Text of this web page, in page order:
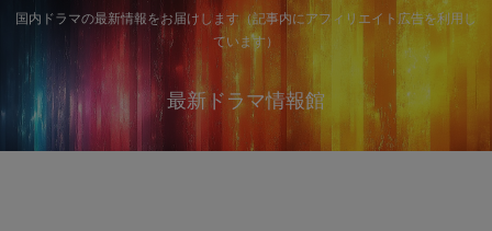
国内ドラマの最新情報をお届けします（記事内にアフィリエイト広告を利用し
ています）
最新ドラマ情報館